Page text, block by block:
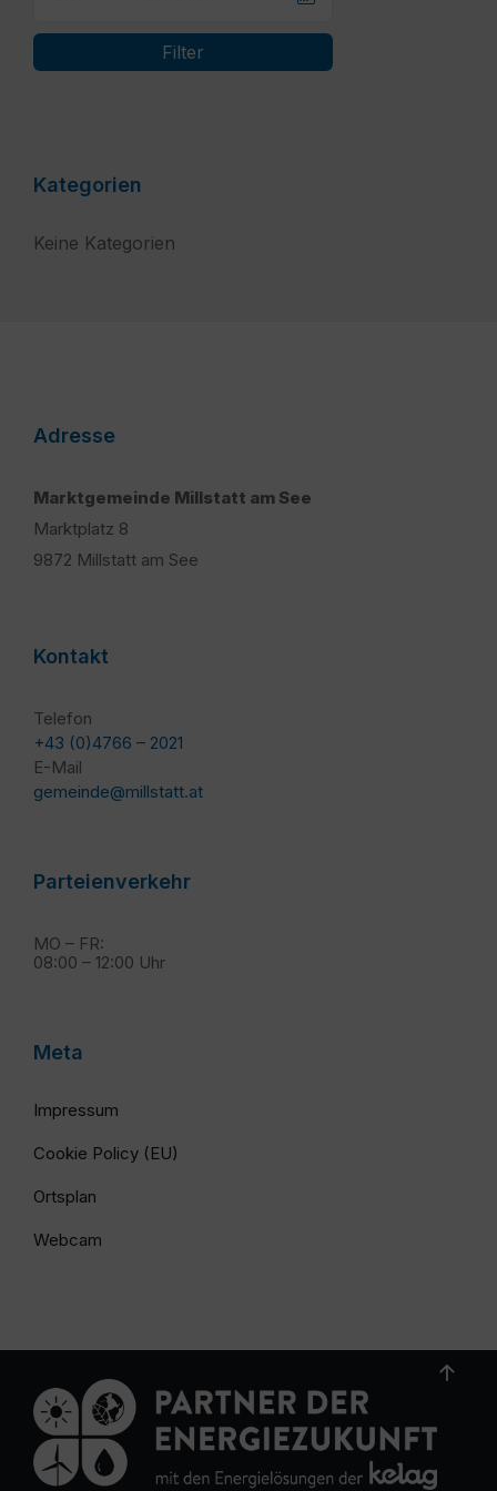
Filter
Kategorien
Keine Kategorien
Adresse
Marktgemeinde Millstatt am See
Marktplatz 8
9872 Millstatt am See
Kontakt
Telefon
+43 (0)4766 – 2021
E-Mail
gemeinde@millstatt.at
Parteienverkehr
MO – FR:
08:00 – 12:00 Uhr
Meta
Impressum
Cookie Policy (EU)
Ortsplan
Webcam